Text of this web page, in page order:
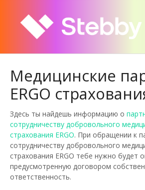
Медицинские
ERGO
Здесь ты найдешь информацию о
сотрудничеству добровольного
страхования ERGO. При обращении к
сотрудничеству добровольного
страхования ERGO тебе нужно будет
предусмотренную договором
ответственность.